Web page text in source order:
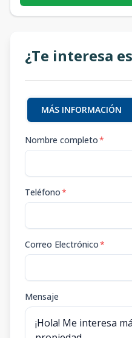
¿Te interesa
MÁS INFORMACIÓN
Nombre completo*
Teléfono*
Correo Electrónico*
Mensaje